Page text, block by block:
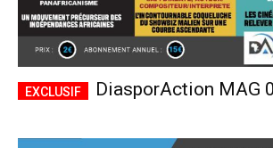
DiasporAction MAG